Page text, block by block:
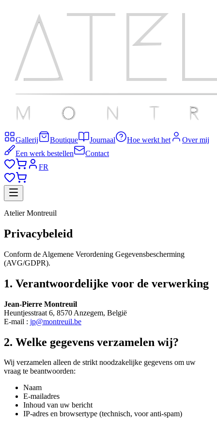
Gallerij Boutique Journaal Hoe werkt het
Over mij
Een werk bestellen
Contact
FR
Atelier Montreuil
Privacybeleid
Conform de Algemene Verordening Gegevensbescherming
(AVG/GDPR).
1. Verantwoordelijke voor de verwerking
Jean-Pierre Montreuil
Heuntjesstraat 6, 8570 Anzegem, België
E-mail : jp@montreuil.be
2. Welke gegevens verzamelen wij?
Wij verzamelen alleen de strikt noodzakelijke gegevens om uw
vraag te beantwoorden:
Naam
E-mailadres
Inhoud van uw bericht
IP-adres en browsertype (technisch, voor anti-spam)